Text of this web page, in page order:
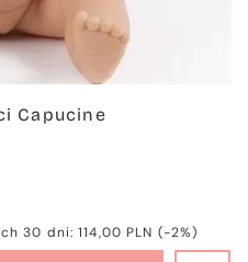
Capucine
30 dni:114,00 PLN (-2%)